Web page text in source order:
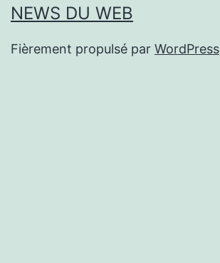
NEWS DU WEB
Fièrement propulsé par WordPress